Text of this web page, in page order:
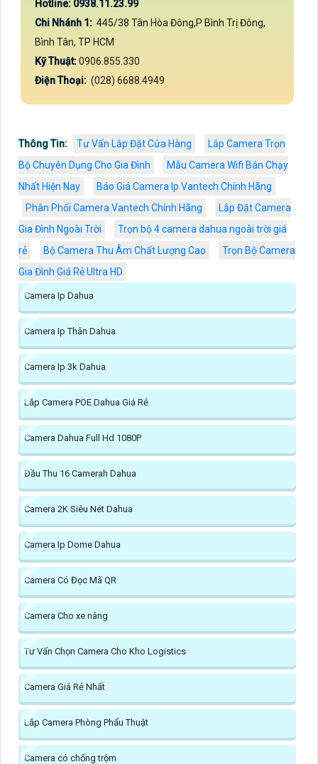
Hotline: 0938.11.23.99
Chi Nhánh 1: 445/38 Tân Hòa Đông,P Bình Trị Đông,
Bình Tân, TP HCM
Kỹ Thuật:0906.855.330
Điện Thoại: (028) 6688.4949
Thông Tin: Tư Vấn Lắp Đặt Cửa Hàng
Lắp Camera Trọn
Bộ Chuyên Dụng Cho Gia Đình
Mẫu Camera Wifi Bán Chạy
Nhất Hiện Nay
Báo Giá Camera Ip Vantech Chính Hãng
Phân Phối Camera Vantech Chính Hãng
Lắp Đặt Camera
Gia Đình Ngoài Trời
Trọn bộ 4 camera dahua ngoài trời giá
rẻ
Bộ Camera Thu Âm Chất Lượng Cao
Trọn Bộ Camera
Gia Đình Giá Rẻ Ultra HD
Camera Ip Dahua
Camera Ip Thân Dahua
Camera Ip 3k Dahua
Lắp Camera POE Dahua Giá Rẻ
Camera Dahua Full Hd 1080P
Đầu Thu 16 Camerah Dahua
Camera 2K Siêu Nét Dahua
Camera Ip Dome Dahua
Camera Có Đọc Mã QR
Camera Cho xe nâng
Tư Vấn Chọn Camera Cho Kho Logistics
Camera Giá Rẻ Nhất
Lắp Camera Phòng Phẩu Thuật
Camera có chống trộm